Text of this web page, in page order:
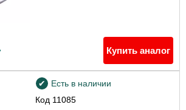
Купить аналог
Код 11085
Есть в наличии